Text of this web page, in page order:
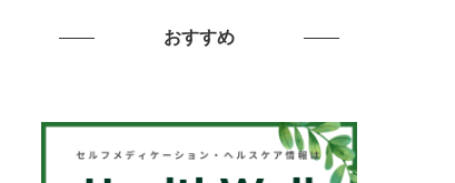
おすすめ